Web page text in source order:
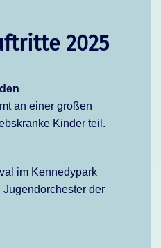
2025
an einer großen
Kinder teil.
im Kennedypark
der